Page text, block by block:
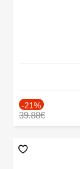
-21%
39.88€